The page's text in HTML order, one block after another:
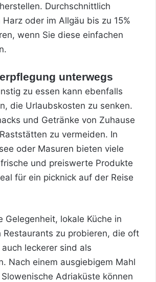
Durchschnittlich
Harz oder im Allgäu bis zu 15%
wenn Sie diese einfachen
unterwegs
zu essen kann ebenfalls
die Urlaubskosten zu senken.
und Getränke von Zuhause
zu vermeiden. In
oder Masuren bieten viele
und preiswerte Produkte
für ein picknick auf der Reise
Gelegenheit, lokale Küche in
Restaurants zu probieren, die oft
leckerer sind als
. Nach einem ausgiebigem Mahl
Adriaküste können